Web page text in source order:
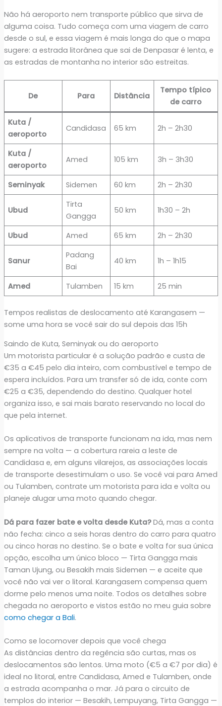
Não há aeroporto nem transporte público que sirva de
alguma coisa. Tudo começa com uma viagem de carro
desde o sul, e essa viagem é mais longa do que o mapa
sugere: a estrada litorânea que sai de Denpasar é lenta, e
as estradas de montanha no interior são estreitas.
De Para Distância
Tempo típico
de carro
Kuta /
aeroporto
Candidasa 65 km 2h – 2h30
Kuta /
aeroporto
Amed 105 km 3h – 3h30
Seminyak Sidemen 60 km 2h – 2h30
Ubud
Tirta
Gangga
50 km 1h30 – 2h
Ubud Amed 65 km 2h – 2h30
Sanur
Padang
Bai
40 km 1h – 1h15
Amed Tulamben 15 km 25 min
Tempos realistas de deslocamento até Karangasem —
some uma hora se você sair do sul depois das 15h
Saindo de Kuta, Seminyak ou do aeroporto
Um motorista particular é a solução padrão e custa de
€35 a €45 pelo dia inteiro, com combustível e tempo de
espera incluídos. Para um transfer só de ida, conte com
€25 a €35, dependendo do destino. Qualquer hotel
organiza isso, e sai mais barato reservando no local do
que pela internet.
Os aplicativos de transporte funcionam na ida, mas nem
sempre na volta — a cobertura rareia a leste de
Candidasa e, em alguns vilarejos, as associações locais
de transporte desestimulam o uso. Se você vai para Amed
ou Tulamben, contrate um motorista para ida e volta ou
planeje alugar uma moto quando chegar.
Dá para fazer bate e volta desde Kuta?Dá, mas a conta
não fecha: cinco a seis horas dentro do carro para quatro
ou cinco horas no destino. Se o bate e volta for sua única
opção, escolha um único bloco — Tirta Gangga mais
Taman Ujung, ou Besakih mais Sidemen — e aceite que
você não vai ver o litoral. Karangasem compensa quem
dorme pelo menos uma noite. Todos os detalhes sobre
chegada no aeroporto e vistos estão no meu guia sobre
como chegar a Bali.
Como se locomover depois que você chega
As distâncias dentro da regência são curtas, mas os
deslocamentos são lentos. Uma moto (€5 a €7 por dia) é
ideal no litoral, entre Candidasa, Amed e Tulamben, onde
a estrada acompanha o mar. Já para o circuito de
templos do interior — Besakih, Lempuyang, Tirta Gangga —